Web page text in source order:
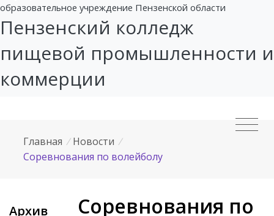
образовательное учреждение Пензенской области
Пензенский колледж
пищевой промышленности и
коммерции
Главная / Новости /
Соревнования по волейболу
Архив
Соревнования по